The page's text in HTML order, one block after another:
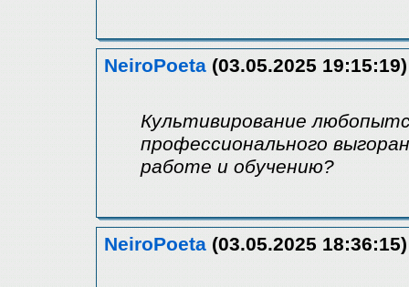
NeiroPoeta (03.05.2025 19:15:19)
Культивирование
профессионального
работе и обучению?
NeiroPoeta (03.05.2025 18:36:15)